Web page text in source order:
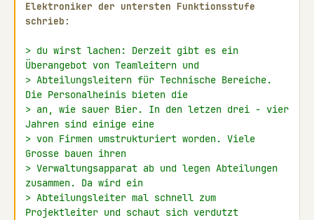
Elektroniker der untersten Funktionsstufe
schrieb:
> du wirst lachen: Derzeit gibt es ein
Überangebot von Teamleitern und
> Abteilungsleitern für Technische Bereiche.
Die Personalheinis bieten die
> an, wie sauer Bier. In den letzen drei - vier
Jahren sind einige eine
> von Firmen umstrukturiert worden. Viele
Grosse bauen ihren
> Verwaltungsapparat ab und legen Abteilungen
zusammen. Da wird ein
> Abteilungsleiter mal schnell zum
Projektleiter und schaut sich verdutzt